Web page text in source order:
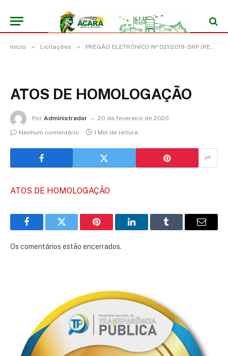
Início » Licitações » PREGÃO ELETRÔNICO Nº 021/2019-SRP (REGISTRO DE PREÇO PARA EVENTUAL AQUISIÇÃO DE PEÇAS DE REPOSIÇÃO PARA VEÍCULOS PARA REVISÃO DOS ÔNIBUS E LANCHAS CAMINHO NA ESCOLA)
ATOS DE HOMOLOGAÇÃO
Por Administrador
20 de fevereiro de 2020
Nenhum comentário
1 Min de leitura
ATOS DE HOMOLOGAÇÃO
FacebookTwitter Pinterest LinkedInTumblr
E-
Os comentários estão encerrados.